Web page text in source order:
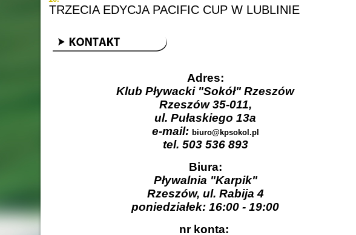
TRZECIA EDYCJA PACIFIC CUP W LUBLINIE
Adres:
Klub Pływacki "Sokół" Rzeszów
Rzeszów 35-011,
ul. Pułaskiego 13a
e-mail: biuro@kpsokol.pl
tel. 503 536 893
Biura:
Pływalnia "Karpik"
Rzeszów, ul. Rabija 4
poniedziałek: 16:00 - 19:00
nr konta: